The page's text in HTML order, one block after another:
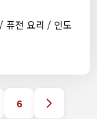
퓨전 요리 / 인도
6